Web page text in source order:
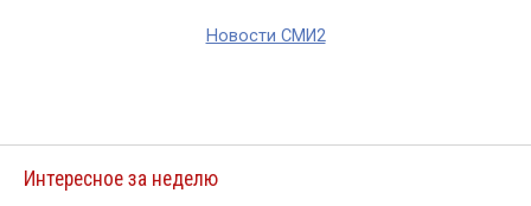
Новости СМИ2
Интересное за неделю